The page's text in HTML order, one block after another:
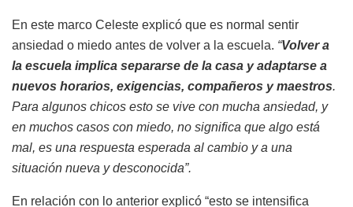
En este marco Celeste explicó que es normal sentir
ansiedad o miedo antes de volver a la escuela. “Volver a
la escuela implica separarse de la casa y adaptarse a
nuevos horarios, exigencias, compañeros y maestros.
Para algunos chicos esto se vive con mucha ansiedad, y
en muchos casos con miedo, no significa que algo está
mal, es una respuesta esperada al cambio y a una
situación nueva y desconocida”.
En relación con lo anterior explicó “esto se intensifica